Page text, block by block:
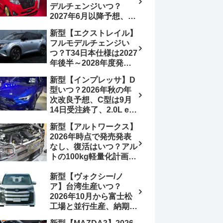
想画像】スライドドア装
備の要望も
デルチェンジいつ？
2027年6月以降予想、ビ
う無い？【トヨタ最新情
報】1.2Lハイブリッド追
加は次期型に期待
新型【エクストレイル】
フルモデルチェンジい
つ？T34日本仕様は2027
年後半～2028年度発売
米ローグe-POWERは
2026年後半投入へ
新型【インプレッサ】D
型いつ？2026年秋の年
次改良予想、C型は9月
14日受注終了、2.0L e-
グハイブリッド設定無し
予想【スバル最新情報】
新型【アルトワークス】
2026年時点で発売発表
なし、復活はいつ？アル
トの100kg軽量化計画は
処、5MTターボとアルト
スピリットに期待【スズ
キ最新情報】
新型【ヴォクシー/ノ
ア】台湾生産いつ？
2026年10月から富士松
工場と並行生産、納期短